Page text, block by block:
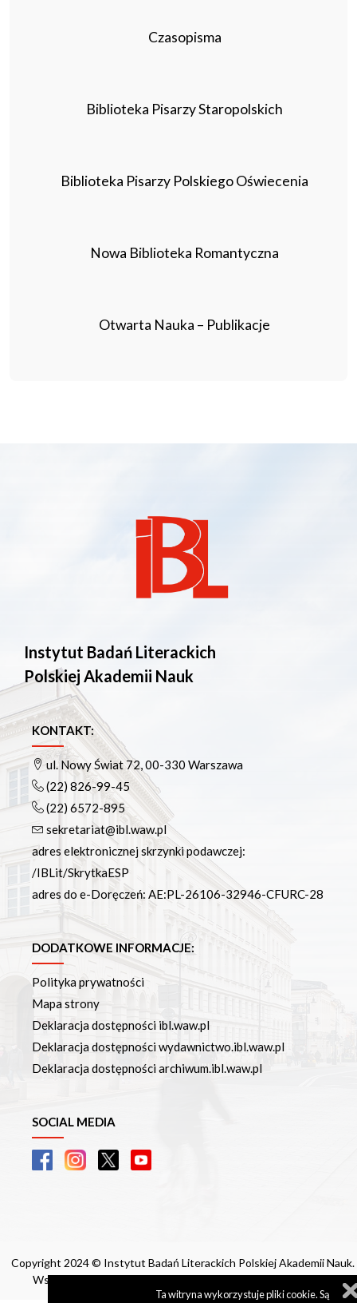
Czasopisma
Biblioteka Pisarzy Staropolskich
Biblioteka Pisarzy Polskiego Oświecenia
Nowa Biblioteka Romantyczna
Otwarta Nauka – Publikacje
Instytut Badań Literackich
Polskiej Akademii Nauk
KONTAKT:
ul. Nowy Świat 72, 00-330 Warszawa
(22) 826-99-45
(22) 6572-895
sekretariat@ibl.waw.pl
adres elektronicznej skrzynki podawczej:
/IBLit/SkrytkaESP
adres do e-Doręczeń: AE:PL-26106-32946-CFURC-28
DODATKOWE INFORMACJE:
Polityka prywatności
Mapa strony
Deklaracja dostępności ibl.waw.pl
Deklaracja dostępności wydawnictwo.ibl.waw.pl
Deklaracja dostępności archiwum.ibl.waw.pl
SOCIAL MEDIA
Copyright 2024 © Instytut Badań Literackich Polskiej Akademii Nauk.
Wszelkie prawa zastrzeżone. Realizacja:perfekcyjneStrony.pl
Ta witryna wykorzystuje pliki cookie. Są